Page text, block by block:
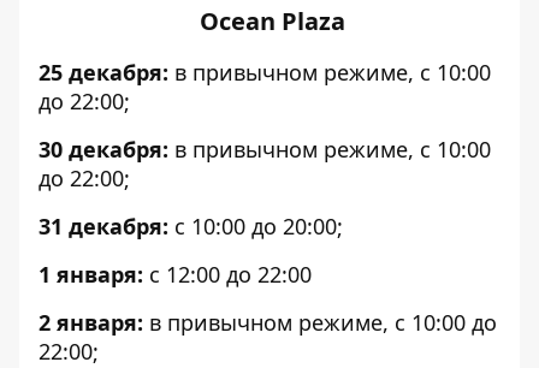
Ocean Plaza
25 декабря: в привычном режиме, с 10:00
до 22:00;
30 декабря: в привычном режиме, с 10:00
до 22:00;
31 декабря: c 10:00 до 20:00;
1 января: с 12:00 до 22:00
2 января: в привычном режиме, с 10:00 до
22:00;